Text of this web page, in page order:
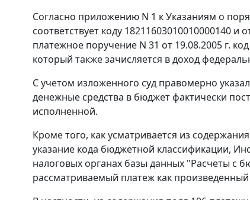
Согласно приложению N 1 к Указаниям о
соответствует коду 18211603010010000140
платежное поручение N 31 от 19.08.2005 г.
который также зачисляется в доход
С учетом изложенного суд правомерно
денежные средства в бюджет фактически
исполненной.
Кроме того, как усматривается из
указание кода бюджетной классификации,
налоговых органах базы данных "Расчеты с
рассматриваемый платеж как